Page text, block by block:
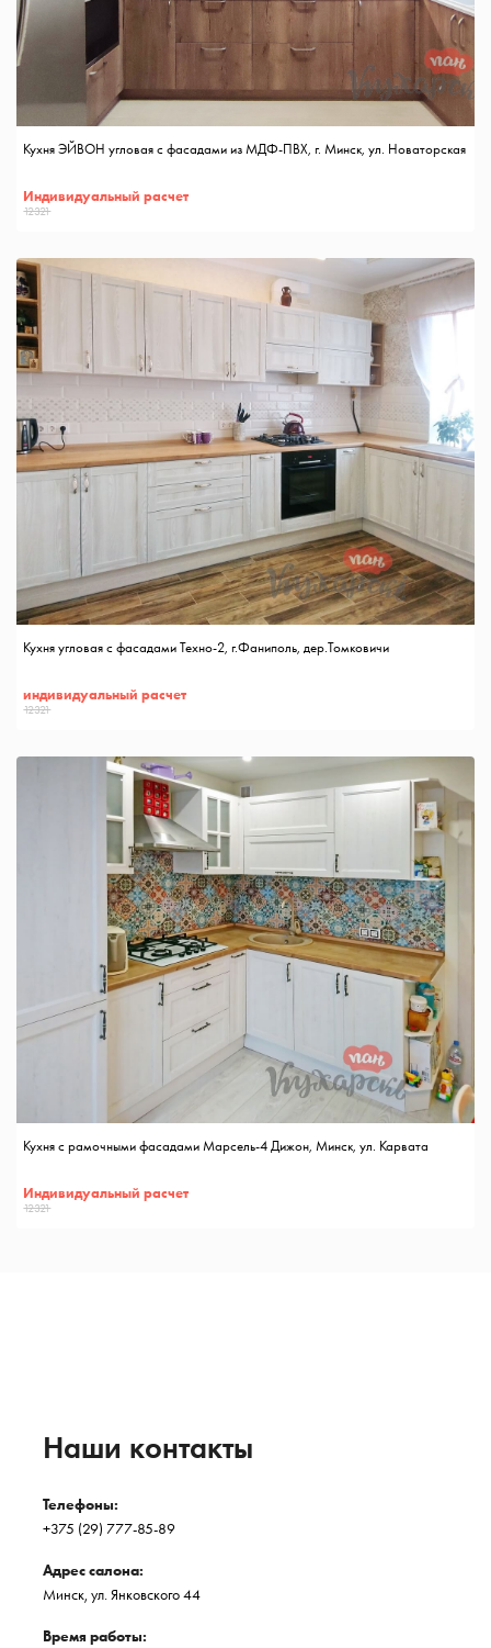
Кухня ЭЙВОН угловая с фасадами из МДФ-ПВХ, г. Минск, ул. Новаторская
Индивидуальный расчет
12321
Кухня угловая с фасадами Техно-2, г.Фаниполь, дер.Томковичи
индивидуальный расчет
12321
Кухня с рамочными фасадами Марсель-4 Дижон, Минск, ул. Карвата
Индивидуальный расчет
12321
Наши контакты
Телефоны:
+375 (29) 777-85-89
Адрес салона:
Минск, ул. Янковского 44
Время работы: